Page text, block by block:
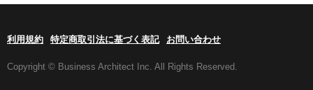
利用規約 特定商取引法に基づく表記 お問い合わせ
Copyright © Business Architect Inc. All Rights Reserved.